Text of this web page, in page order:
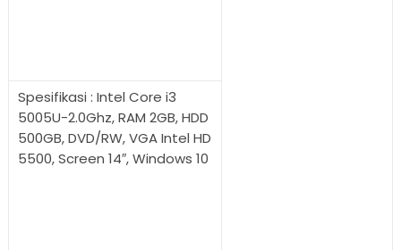
Spesifikasi : Intel Core i3
5005U-2.0Ghz, RAM 2GB, HDD
500GB, DVD/RW, VGA Intel HD
5500, Screen 14″, Windows 10